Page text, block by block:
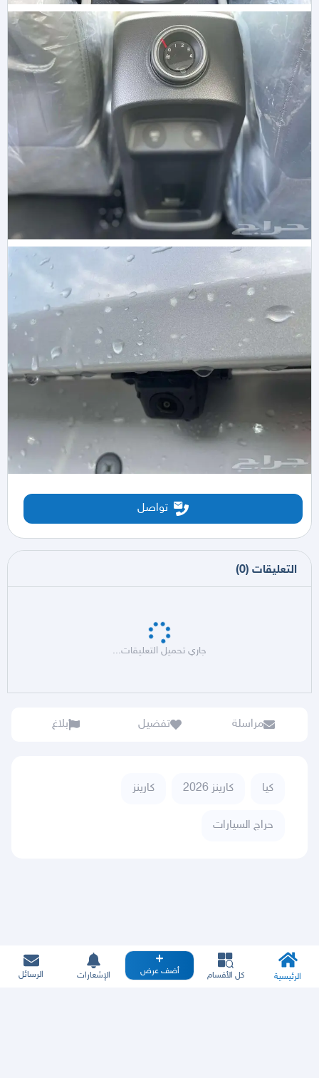
تواصل
التعليقات (
0
)
جاري تحميل التعليقات...
مراسلة تفضيل بلاغ
كيا كارينز 2026 كارينز
حراج السيارات
الرئيسية كل الأقسام أضف عرض الإشعارات الرسائل